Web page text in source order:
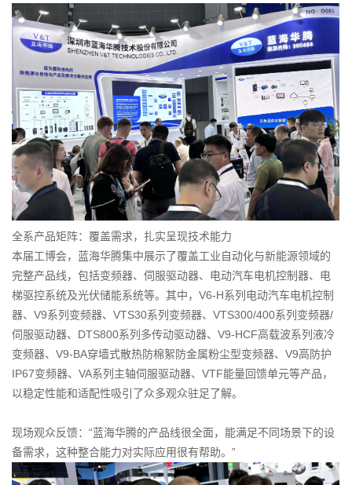
全系产品矩阵：覆盖需求，扎实呈现技术能力
本届工博会，蓝海华腾集中展示了覆盖工业自动化与新能源领域的
完整产品线，包括变频器、伺服驱动器、电动汽车电机控制器、电
梯驱控系统及光伏储能系统等。其中，V6-H系列电动汽车电机控制
器、V9系列变频器、VTS30系列变频器、VTS300/400系列变频器/
伺服驱动器、DTS800系列多传动驱动器、V9-HCF高载波系列液冷
变频器、V9-BA穿墙式散热防棉絮防金属粉尘型变频器、V9高防护
IP67变频器、VA系列主轴伺服驱动器、VTF能量回馈单元等产品，
以稳定性能和适配性吸引了众多观众驻足了解。
现场观众反馈：“蓝海华腾的产品线很全面，能满足不同场景下的设
备需求，这种整合能力对实际应用很有帮助。”